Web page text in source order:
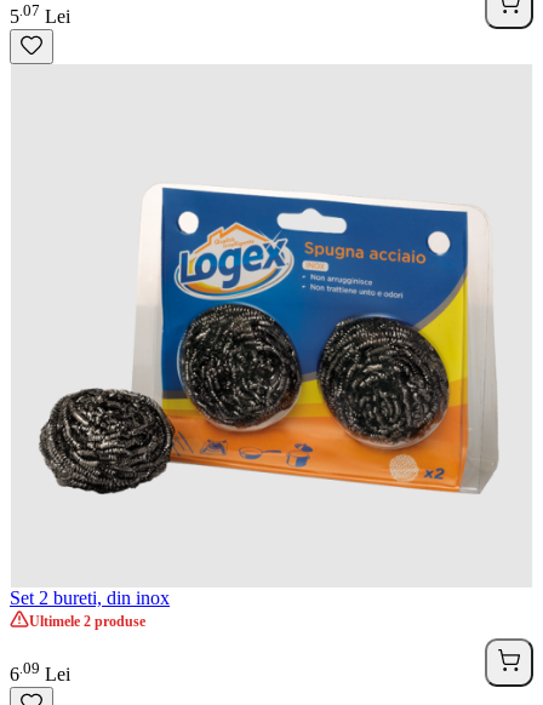
5 07 Lei
Set 2 bureti, din inox
Ultimele 2 produse
6 09 Lei